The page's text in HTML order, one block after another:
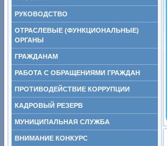
РУКОВОДСТВО
ОТРАСЛЕВЫЕ (ФУНКЦИОНАЛЬНЫЕ)
ОРГАНЫ
ГРАЖДАНАМ
РАБОТА С ОБРАЩЕНИЯМИ ГРАЖДАН
ПРОТИВОДЕЙСТВИЕ КОРРУПЦИИ
КАДРОВЫЙ РЕЗЕРВ
МУНИЦИПАЛЬНАЯ СЛУЖБА
ВНИМАНИЕ КОНКУРС